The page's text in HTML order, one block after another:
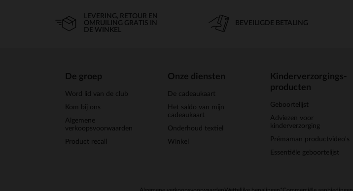
LEVERING, RETOUR EN
OMRUILING GRATIS IN
DE WINKEL
BEVEILIGDE BETALING
De groep
Word lid van de club
Kom bij ons
Algemene
verkoopsvoorwaarden
Product recall
Onze diensten
De cadeaukaart
Het saldo van mijn
cadeaukaart
Onderhoud textiel
Winkel
Kinderverzorgings-
producten
Geboortelijst
Adviezen voor
kinderverzorging
Prémaman productvideo's
Essentiële geboortelijst